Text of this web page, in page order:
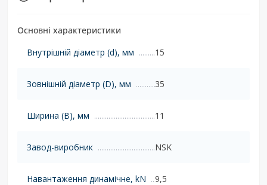
Основні характеристики
Внутрішній діаметр (d), мм
15
Зовнішній діаметр (D), мм 35
Ширина (B), мм 11
Завод-виробник NSK
Навантаження динамічне, kN 9,5